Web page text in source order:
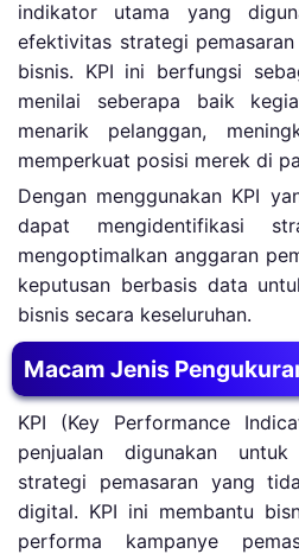
indikator utama yang
efektivitas strategi
bisnis. KPI ini berfungsi
menilai seberapa baik
menarik pelanggan,
memperkuat posisi merek di
Dengan menggunakan KPI
dapat mengidentifikasi
mengoptimalkan anggaran
keputusan berbasis data
bisnis secara keseluruhan.
Macam Jenis
KPI (Key Performance
penjualan digunakan
strategi pemasaran yang
digital. KPI ini membantu
performa kampanye